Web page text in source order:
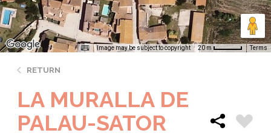
Image may be subject to copyright 20 m Terms
RETURN
LA MURALLA DE
PALAU-SATOR